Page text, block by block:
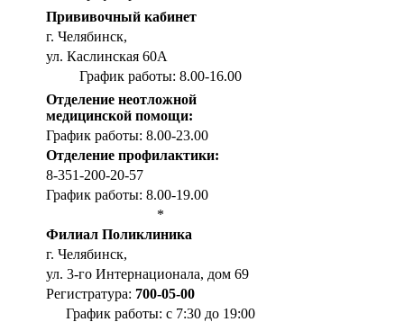
Прививочный кабинет
г. Челябинск,
ул. Каслинская 60А
График работы: 8.00-16.00
Отделение неотложной
медицинской помощи:
График работы: 8.00-23.00
Отделение профилактики:
8-351-200-20-57
График работы: 8.00-19.00
*
Филиал Поликлиника
г. Челябинск,
ул. 3-го Интернационала, дом 69
Регистратура: 700-05-00
График работы: с 7:30 до 19:00